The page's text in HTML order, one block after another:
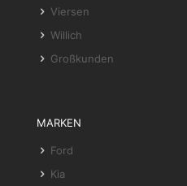
Viersen
Willich
Großkunden
MARKEN
Ford
Kia